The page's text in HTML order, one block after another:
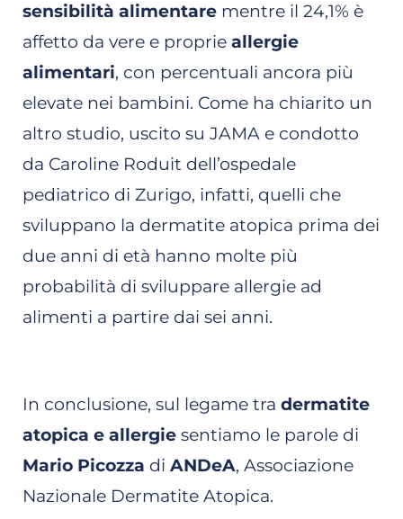
sensibilità alimentare mentre il 24,1% è
affetto da vere e proprie allergie
alimentari, con percentuali ancora più
elevate nei bambini. Come ha chiarito un
altro studio, uscito su JAMA e condotto
da Caroline Roduit dell’ospedale
pediatrico di Zurigo, infatti, quelli che
sviluppano la dermatite atopica prima dei
due anni di età hanno molte più
probabilità di sviluppare allergie ad
alimenti a partire dai sei anni.
In conclusione, sul legame tra dermatite
atopica e allergie sentiamo le parole di
Mario Picozza di ANDeA, Associazione
Nazionale Dermatite Atopica.